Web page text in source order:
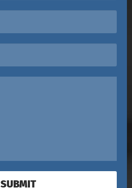
SUBMIT